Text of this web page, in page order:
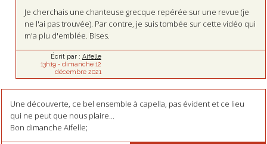
Je cherchais une chanteuse grecque repérée sur une revue (je
ne l'ai pas trouvée). Par contre, je suis tombée sur cette vidéo qui
m'a plu d'emblée. Bises.
Écrit par : Aifelle
13h19- dimanche 12
décembre 2021
Une découverte, ce bel ensemble à capella, pas évident et ce lieu
qui ne peut que nous plaire...
Bon dimanche Aifelle;